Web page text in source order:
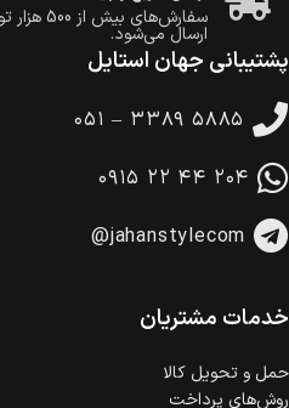
سفارش‌های بیش از 500 هزار
ارسال می‌شود.
ضمانت بازگشت کالا
در هنگام خرید محصول،
وجود دارد.
خرید اقساطی با شرایط آسان
است.
گارانتی معتبر برای تمامی
پشتیبانی جهان استایل
۰۵۱ – ۳۳۸۹ ۵۸۸۵
۰۹۱۵ ۲۲ ۴۴ ۲۰۴
@jahanstylecom
خدمات مشتریان
حمل‌ و تحویل کالا
روش‌های پرداخت